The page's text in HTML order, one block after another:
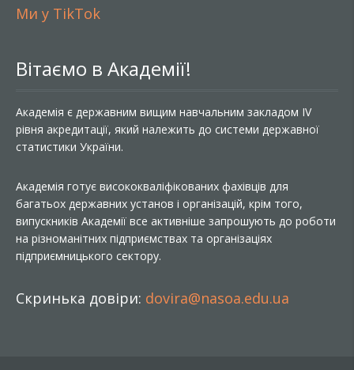
Ми у TikTok
Вітаємо в Академії!
Академія є державним вищим навчальним закладом IV
рівня акредитації, який належить до системи державної
статистики України.
Академія готує висококваліфікованих фахівців для
багатьох державних установ і організацій, крім того,
випускників Академії все активніше запрошують до роботи
на різноманітних підприємствах та організаціях
підприємницького сектору.
Скринька довіри: dovira@nasoa.edu.ua